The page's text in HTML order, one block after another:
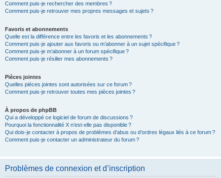
Comment puis-je rechercher des membres ?
Comment puis-je retrouver mes propres messages et sujets ?
Favoris et abonnements
Quelle est la différence entre les favoris et les abonnements ?
Comment puis-je ajouter aux favoris ou m’abonner à un sujet spécifique ?
Comment puis-je m’abonner à un forum spécifique ?
Comment puis-je résilier mes abonnements ?
Pièces jointes
Quelles pièces jointes sont autorisées sur ce forum ?
Comment puis-je retrouver toutes mes pièces jointes ?
À propos de phpBB
Qui a développé ce logiciel de forum de discussions ?
Pourquoi la fonctionnalité X n’est-elle pas disponible ?
Qui dois-je contacter à propos de problèmes d’abus ou d’ordres légaux liés à ce forum ?
Comment puis-je contacter un administrateur du forum ?
Problèmes de connexion et d’inscription